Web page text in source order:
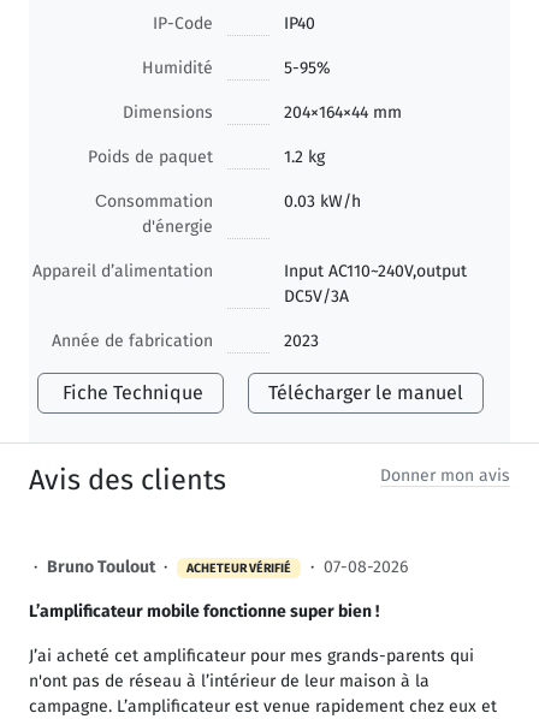
IP-Code IP40
Humidité 5-95%
Dimensions 204×164×44 mm
Poids de paquet 1.2 kg
Сonsommation
d'énergie
0.03 kW/h
Appareil d’alimentation
Input AC110~240V,output
DC5V/3A
Année de fabrication 2023
Fiche Technique Télécharger le manuel
Avis des clients Donner mon avis
· Bruno Toulout · ACHETEUR VÉRIFIÉ · 07-08-2026
L’amplificateur mobile fonctionne super bien !
J’ai acheté cet amplificateur pour mes grands-parents qui
n'ont pas de réseau à l’intérieur de leur maison à la
campagne. L’amplificateur est venue rapidement chez eux et